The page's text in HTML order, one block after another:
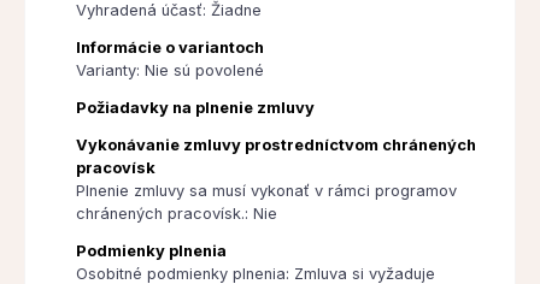
Vyhradená účasť: Žiadne
Informácie o variantoch
Varianty: Nie sú povolené
Požiadavky na plnenie zmluvy
Vykonávanie zmluvy prostredníctvom chránených
pracovísk
Plnenie zmluvy sa musí vykonať v rámci programov
chránených pracovísk.: Nie
Podmienky plnenia
Osobitné podmienky plnenia: Zmluva si vyžaduje